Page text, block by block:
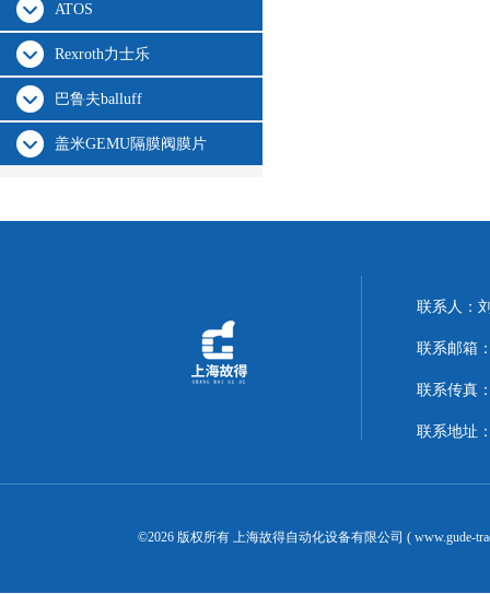
ATOS
Rexroth力士乐
巴鲁夫balluff
盖米GEMU隔膜阀膜片
联系人：
联系邮箱
联系传真
联系地址
©2026 版权所有 上海故得自动化设备有限公司 ( www.gude-